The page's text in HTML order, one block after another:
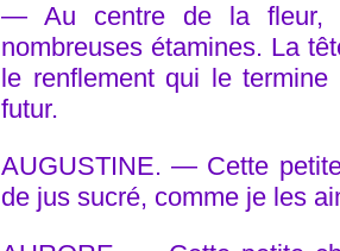
— Au centre de la fleur,
nombreuses étamines. La
le renflement qui le
futur.
AUGUSTINE. — Cette
de jus sucré, comme je les